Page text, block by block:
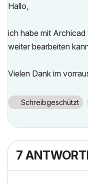
Hallo,
ich habe mit
weiter bearbeiten
Vielen Dank im
Schreibgeschützt
7